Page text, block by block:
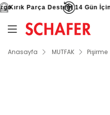
Kırık Parça Desteği 14 Gün
Anasayfa MUTFAK Pişirme